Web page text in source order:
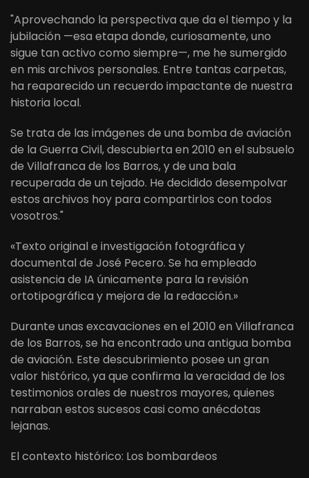
"Aprovechando la perspectiva que da el tiempo y la
jubilación —esa etapa donde, curiosamente, uno
sigue tan activo como siempre—, me he sumergido
en mis archivos personales. Entre tantas carpetas,
ha reaparecido un recuerdo impactante de nuestra
historia local.
Se trata de las imágenes de una bomba de aviación
de la Guerra Civil, descubierta en 2010 en el subsuelo
de Villafranca de los Barros, y de una bala
recuperada de un tejado. He decidido desempolvar
estos archivos hoy para compartirlos con todos
vosotros."
«Texto original e investigación fotográfica y
documental de José Pecero. Se ha empleado
asistencia de IA únicamente para la revisión
ortotipográfica y mejora de la redacción.»
Durante unas excavaciones en el 2010 en Villafranca
de los Barros, se ha encontrado una antigua bomba
de aviación. Este descubrimiento posee un gran
valor histórico, ya que confirma la veracidad de los
testimonios orales de nuestros mayores, quienes
narraban estos sucesos casi como anécdotas
lejanas.
El contexto histórico: Los bombardeos